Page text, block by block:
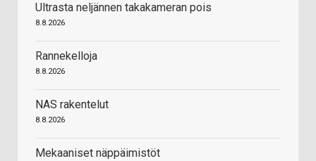
Ultrasta neljännen takakameran pois
8.8.2026
Rannekelloja
8.8.2026
NAS rakentelut
8.8.2026
Mekaaniset näppäimistöt